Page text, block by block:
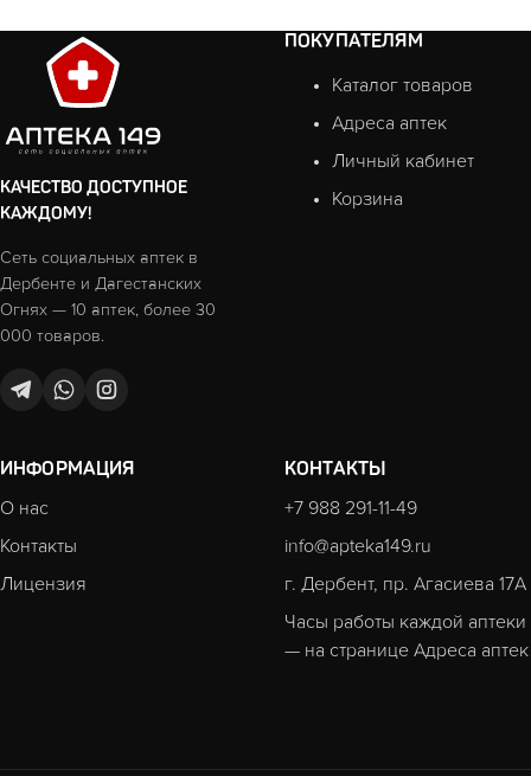
КАЧЕСТВО ДОСТУПНОЕ
КАЖДОМУ!
Сеть социальных аптек в
Дербенте и Дагестанских
Огнях — 10 аптек, более 30
000 товаров.
ПОКУПАТЕЛЯМ
Каталог товаров
Адреса аптек
Личный кабинет
Корзина
ИНФОРМАЦИЯ
О нас
Контакты
Лицензия
КОНТАКТЫ
+7 988 291-11-49
info@apteka149.ru
г. Дербент, пр. Агасиева 17А
Часы работы каждой аптеки
— на странице Адреса аптек